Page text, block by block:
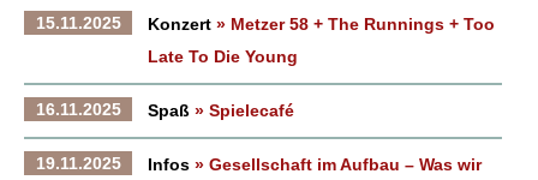
15.11.2025 Konzert » Metzer 58 + The Runnings + Too
Late To Die Young
16.11.2025 Spaß » Spielecafé
19.11.2025 Infos » Gesellschaft im Aufbau – Was wir